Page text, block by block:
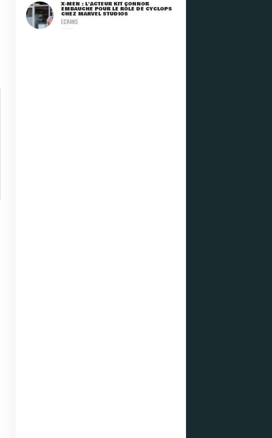
X-MEN : L'ACTEUR KIT CONNOR
EMBAUCHÉ POUR LE RÔLE DE CYCLOPS
CHEZ MARVEL STUDIOS
ECRANS